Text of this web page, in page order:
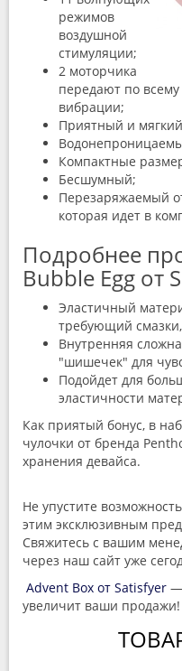
режимов
воздушной
стимуляции;
2 моторчика
передают по
вибрации;
Приятный и
Компактные
Бесшумный;
Перезаряжаемый
которая идет в
Подробнее
Bubble Egg от
Эластичный
требующий
Внутренняя
"шишечек" для
Подойдет для
эластичности
Как приятый бонус, в
чулочки от бренда
хранения девайса.
Не упустите
этим эксклюзивным
Свяжитесь с вашим
через наш сайт уже
Advent Box от Satisfyer —
увеличит ваши продажи!